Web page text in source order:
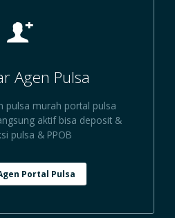
Agen Pulsa
pulsa murah portal pulsa
aktif bisa deposit &
pulsa & PPOB
Portal Pulsa